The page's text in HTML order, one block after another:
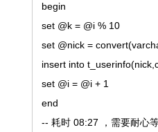
begin
set @k = @i % 10
set @nick =
insert into
set @i = @i + 1
end
-- 耗时 08:27 ，需要耐心